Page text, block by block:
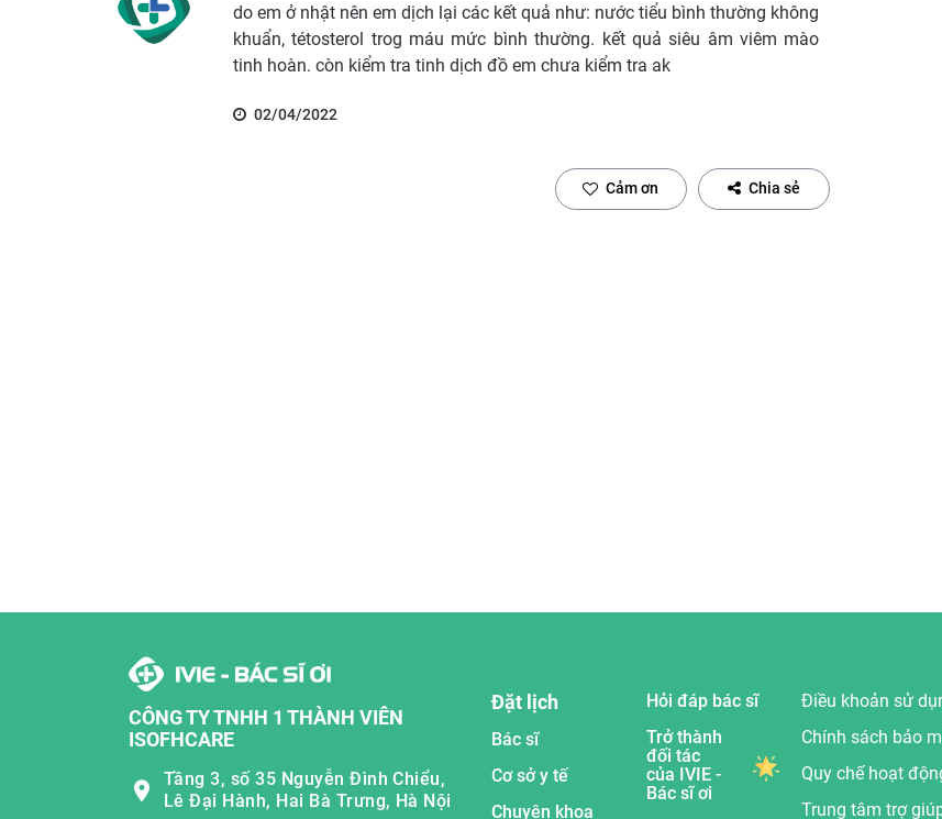
do em ở nhật nên em dịch lại các kết quả như: nước tiểu bình thường không
khuẩn, tétosterol trog máu mức bình thường. kết quả siêu âm viêm mào
tinh hoàn. còn kiểm tra tinh dịch đồ em chưa kiểm tra ak
02/04/2022
Cảm ơn Chia sẻ
CÔNG TY TNHH 1 THÀNH VIÊN
ISOFHCARE
Tầng 3, số 35 Nguyễn Đình Chiểu,
Lê Đại Hành, Hai Bà Trưng, Hà Nội
Đặt lịch
Bác sĩ
Cơ sở y tế
Chuyên khoa
Hỏi đáp bác sĩ
Trở thành
đối tác
của IVIE -
Bác sĩ ơi
Điều khoản sử
Chính sách bảo
Quy chế hoạt
Trung tâm trợ